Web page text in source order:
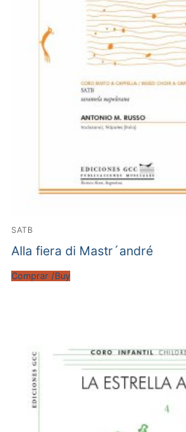
SATB
Alla fiera di Mastr´andré
Comprar /Buy